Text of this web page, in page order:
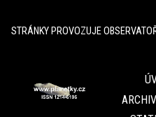
STRÁNKY PROVOZUJE